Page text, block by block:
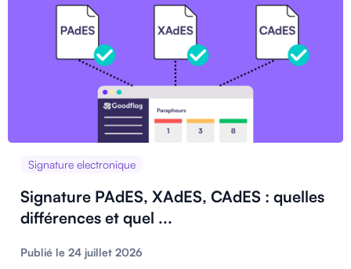
Signature electronique
Signature PAdES, XAdES, CAdES : quelles
différences et quel ...
Publié le 24 juillet 2026